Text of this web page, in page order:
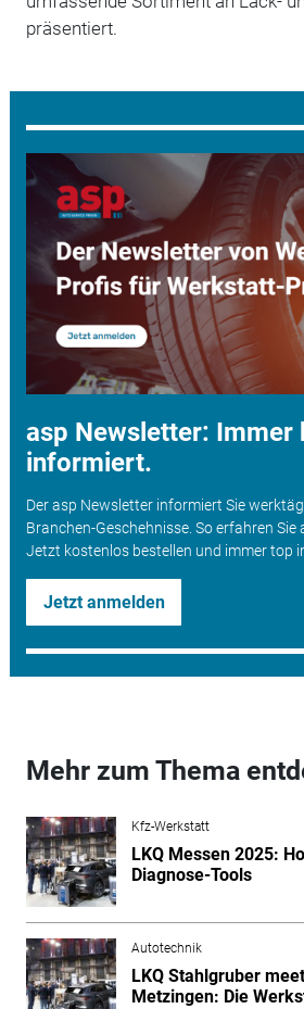
präsentiert.
asp Newsletter: Immer
informiert.
Der asp Newsletter informiert Sie
Branchen-Geschehnisse. So erfahren Sie
Jetzt kostenlos bestellen und immer top
Jetzt anmelden
Mehr zum Thema
Kfz-Werkstatt
LKQ Messen 2025:
Diagnose-Tools
Autotechnik
LKQ Stahlgruber
Metzingen: Die